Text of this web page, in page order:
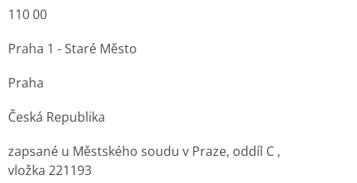
110 00
Praha 1 - Staré Město
Praha
Česká Republika
zapsané u Městského soudu v Praze, oddíl C ,
vložka 221193